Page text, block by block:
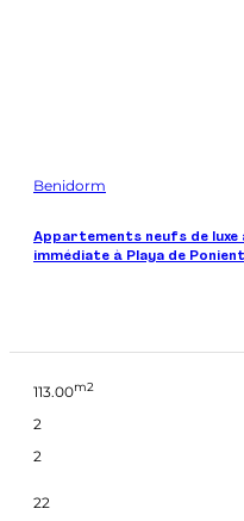
Benidorm
Appartements neufs de luxe
immédiate à Playa de
113.00m2
2
2
22